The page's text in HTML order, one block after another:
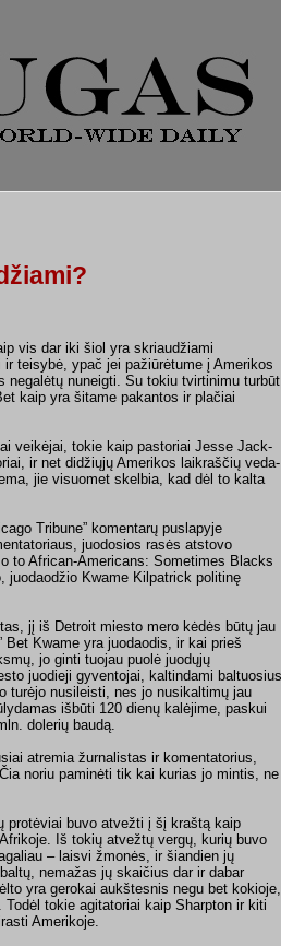
vis dar iki šiol yra skriaudžiami
teisybė, ypač jei pažiūrėtume į Amerikos
nuneigti. Su tokiu tvirtinimu turbūt
kaip yra šitame pakantos ir plačiai
vei­kėjai, tokie kaip pastoriai Jesse Jack­
ir net didžiųjų Amerikos laikraščių veda­
jie visuomet skelbia, kad dėl to kalta
Tribune” komentarų puslapyje
juodosios rasės atstovo
to African-Americans: Sometimes Blacks
juodaodžio Kwame Kilpatrick politinę
jį iš Detroit miesto mero kėdės būtų jau
Kwame yra juodaodis, ir kai prieš
jo ginti tuojau puolė juodųjų
juodieji gyventojai, kaltindami baltuosius
turėjo nusileisti, nes jo nusikaltimų jau
išbūti 120 dienų kalėjime, paskui
dolerių baudą.
atremia žurnalistas ir komentatorius,
noriu paminėti tik kai kurias jo mintis, ne
protėviai buvo atvežti į šį kraštą kaip
Iš tokių atvežtų vergų, kurių buvo
– laisvi žmonės, ir šiandien jų
nemažas jų skaičius dar ir dabar
yra gerokai aukš­tesnis negu bet kokioje,
tokie agitatoriai kaip Sharpton ir kiti
Amerikoje.